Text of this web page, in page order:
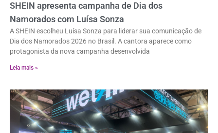
SHEIN apresenta campanha de Dia dos
Namorados com Luísa Sonza
A SHEIN escolheu Luísa Sonza para liderar sua comunicação de
Dia dos Namorados 2026 no Brasil. A cantora aparece como
protagonista da nova campanha desenvolvida
Leia mais »